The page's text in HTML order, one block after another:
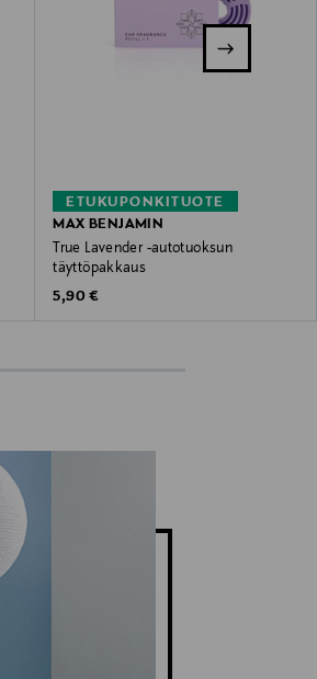
ETUKUPONKITUOTE
MAX BENJAMIN
True Lavender -autotuoksun
täyttöpakkaus
Original Price
5,90 €